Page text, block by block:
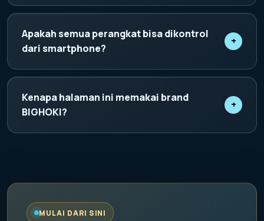
Ya. Konsep domotique piscine membantu pemilik
rumah memantau area kolam, pencahayaan, suhu,
dan kondisi air secara lebih praktis.
Apakah semua perangkat bisa dikontrol
dari smartphone?
+
Perangkat yang kompatibel dapat disatukan dalam
satu kontrol digital, sehingga pengguna bisa
memantau status rumah dan mengatur skenario
otomatis dari smartphone.
Kenapa halaman ini memakai brand
BIGHOKI?
+
modern.
MULAI DARI SINI